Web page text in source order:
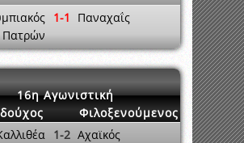
Πατρών
1-1 Παναχαΐς
16η Αγωνιστική
Φιλοξενούμενος
1-2 Αχαϊκός